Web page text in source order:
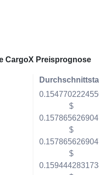
CargoX Preisprognose
$
$
$